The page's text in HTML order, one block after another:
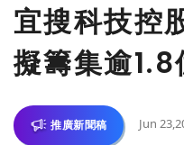
宜搜科技控
擬籌集逾
推廣新聞稿 Jun